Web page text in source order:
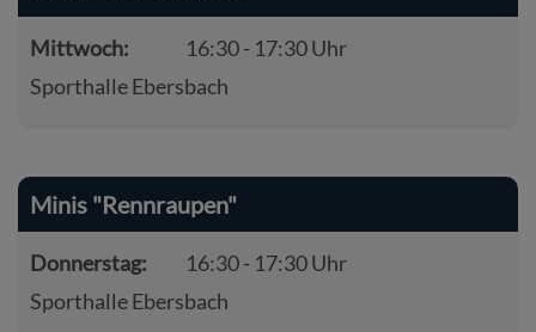
Mittwoch:
16:30 - 17:30 Uhr
Sporthalle Ebersbach
Minis "Rennraupen"
Donnerstag:
16:30 - 17:30 Uhr
Sporthalle Ebersbach